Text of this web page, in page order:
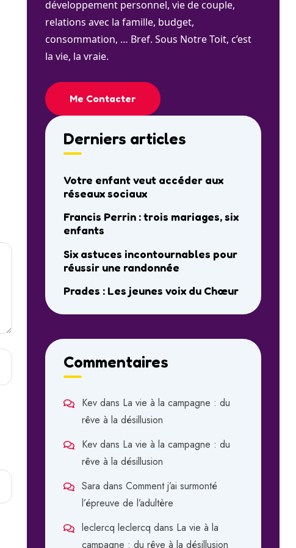
développement personnel, vie de couple,
relations avec la famille, budget,
consommation, … Bref. Sous Notre Toit, c’est
la vie, la vraie.
Me Contacter
Derniers articles
Votre enfant veut accéder aux
réseaux sociaux
Francis Perrin : trois mariages, six
enfants
Six astuces incontournables pour
réussir une randonnée
Prades : Les jeunes voix du Chœur
Commentaires
Kev dans La vie à la campagne : du
rêve à la désillusion
Kev dans La vie à la campagne : du
rêve à la désillusion
Sara dans Comment j’ai surmonté
l’épreuve de l’adultère
leclercq leclercq dans La vie à la
campagne : du rêve à la désillusion